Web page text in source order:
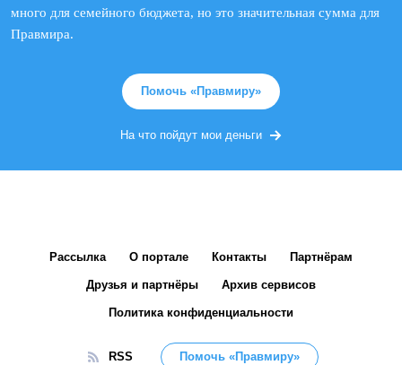
много для семейного бюджета, но это значительная сумма для
Правмира.
Помочь «Правмиру»
На что пойдут мои деньги
Рассылка О портале Контакты Партнёрам
Друзья и партнёры Архив сервисов
Политика конфиденциальности
RSS Помочь «Правмиру»